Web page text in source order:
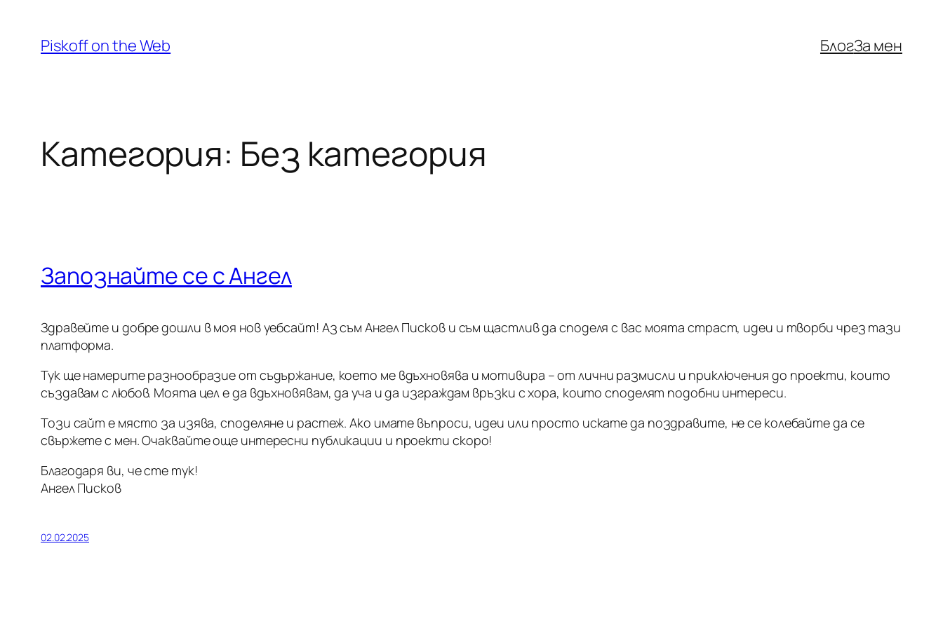
съдържанието
Piskoff on the Web БлогЗа мен
Категория: Без категория
Запознайте се с Ангел
Здравейте и добре дошли в моя нов уебсайт! Аз съм Ангел Писков и съм щастлив да споделя с вас моята страст, идеи и творби чрез тази
платформа.
Тук ще намерите разнообразие от съдържание, което ме вдъхновява и мотивира – от лични размисли и приключения до проекти, които
създавам с любов. Моята цел е да вдъхновявам, да уча и да изграждам връзки с хора, които споделят подобни интереси.
Този сайт е място за изява, споделяне и растеж. Ако имате въпроси, идеи или просто искате да поздравите, не се колебайте да се
свържете с мен. Очаквайте още интересни публикации и проекти скоро!
Благодаря ви, че сте тук!
Ангел Писков
02.02.2025